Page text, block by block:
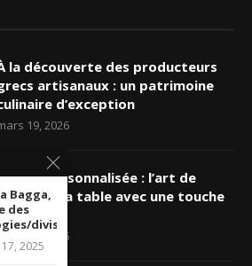
la découverte des producteurs
artisanaux : un patrimoine
d’exception
19, 2026
personnalisée : l’art de
sa table avec une touche
mars 16, 2026
Bagga,
des
divisionnaire...
2025